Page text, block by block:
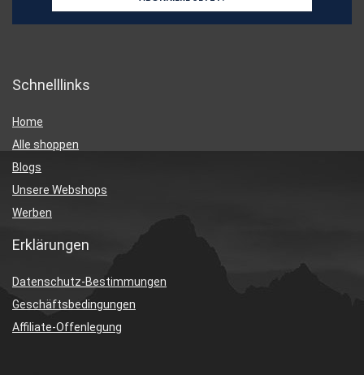
Schnelllinks
Home
Alle shoppen
Blogs
Unsere Webshops
Werben
Erklärungen
Datenschutz-Bestimmungen
Geschäftsbedingungen
Affiliate-Offenlegung